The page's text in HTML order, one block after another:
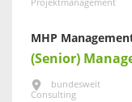
Projektmanagement
MHP
(Senior)
bundesweit
Consulting